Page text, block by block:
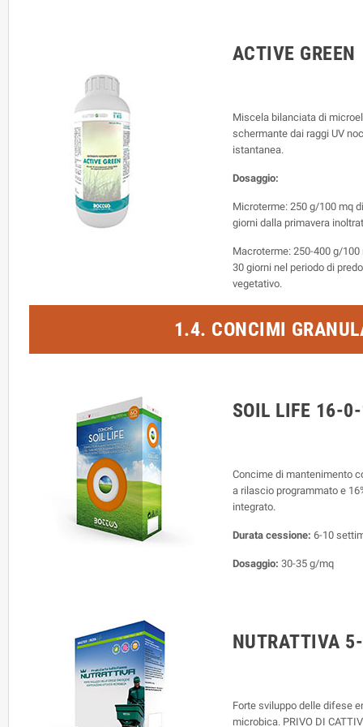
ACTIVE GREEN
Miscela bilanciata di
schermante dai raggi UV
istantanea.
Dosaggio:
Microterme: 250 g/100 mq
giorni dalla primavera
Macroterme: 250-400 g/100
30 giorni nel periodo di
vegetativo.
1.4. CONCIMI
SOIL LIFE 16-
Concime di mantenimento
a rilascio programmato e
integrato.
Durata cessione: 6-10
Dosaggio: 30-35 g/mq
NUTRATTIVA
Forte sviluppo delle difese
microbica. PRIVO DI